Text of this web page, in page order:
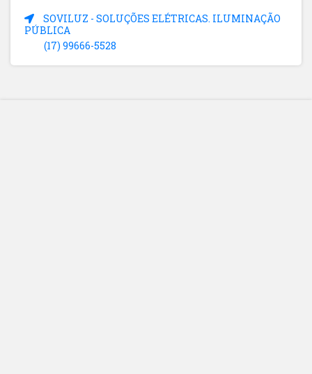
SOVILUZ - SOLUÇÕES ELÉTRICAS. ILUMINAÇÃO
PÚBLICA
(17) 99666-5528